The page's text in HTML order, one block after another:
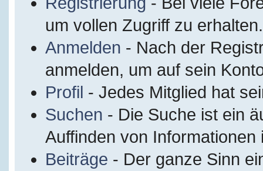
um vollen Zugriff zu erhalten.
Anmelden - Nach der
anmelden, um auf sein
Profil - Jedes Mitglied hat
Suchen - Die Suche ist ein
Auffinden von
Beiträge - Der ganze Sinn